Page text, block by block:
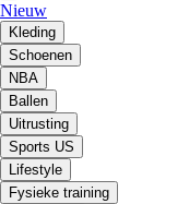
Nieuw
Kleding
Schoenen
NBA
Ballen
Uitrusting
Sports US
Lifestyle
Fysieke training